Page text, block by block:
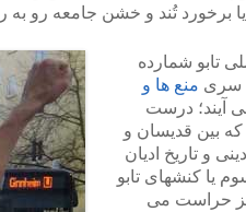
برخورد تُند و خشن جامعه رو
تابو شمارده
سری منع ها و
آیند؛ درست
بین قدیسان و
و تاریخ ادیان
یا کنشهای تابو
حراست می